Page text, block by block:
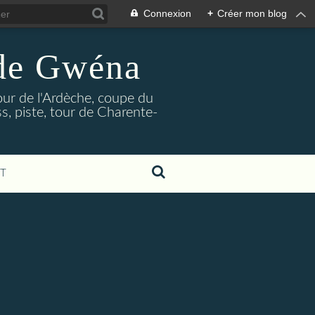
Connexion + Créer mon blog
Gwéna
de l'Ardèche, coupe du
piste, tour de Charente-